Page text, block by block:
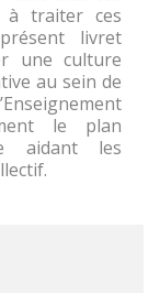
à traiter ces
livret
une culture
au sein de
le plan
aidant les